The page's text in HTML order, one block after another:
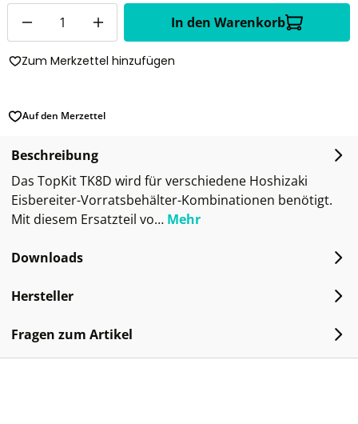
In den Warenkorb
Zum Merkzettel hinzufügen
Auf den Merzettel
Beschreibung
Das TopKit TK8D wird für verschiedene Hoshizaki
Eisbereiter-Vorratsbehälter-Kombinationen benötigt.
Mit diesem Ersatzteil vo… Mehr
Downloads
Hersteller
Fragen zum Artikel